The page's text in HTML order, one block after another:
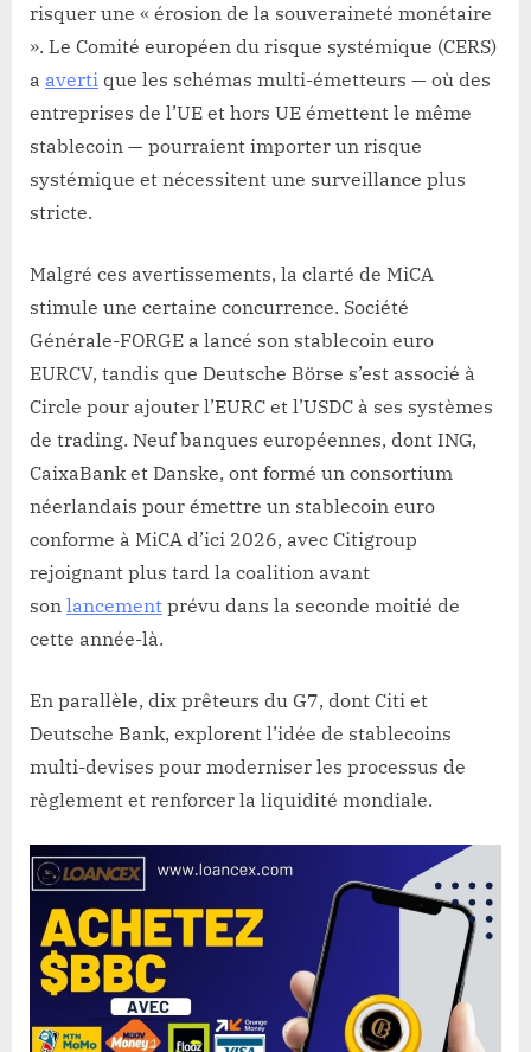
risquer une « érosion de la souveraineté monétaire
». Le Comité européen du risque systémique (CERS)
a averti que les schémas multi-émetteurs — où des
entreprises de l’UE et hors UE émettent le même
stablecoin — pourraient importer un risque
systémique et nécessitent une surveillance plus
stricte.
Malgré ces avertissements, la clarté de MiCA
stimule une certaine concurrence. Société
Générale-FORGE a lancé son stablecoin euro
EURCV, tandis que Deutsche Börse s’est associé à
Circle pour ajouter l’EURC et l’USDC à ses systèmes
de trading. Neuf banques européennes, dont ING,
CaixaBank et Danske, ont formé un consortium
néerlandais pour émettre un stablecoin euro
conforme à MiCA d’ici 2026, avec Citigroup
rejoignant plus tard la coalition avant
son lancement prévu dans la seconde moitié de
cette année-là.
En parallèle, dix prêteurs du G7, dont Citi et
Deutsche Bank, explorent l’idée de stablecoins
multi-devises pour moderniser les processus de
règlement et renforcer la liquidité mondiale.